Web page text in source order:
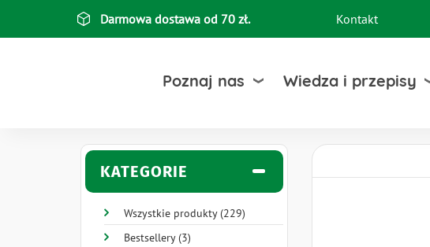
Darmowa dostawa od 70 zł. Kontakt
Poznaj nas Wiedza i przepisy
KATEGORIE
Wszystkie produkty (229)
Bestsellery (3)